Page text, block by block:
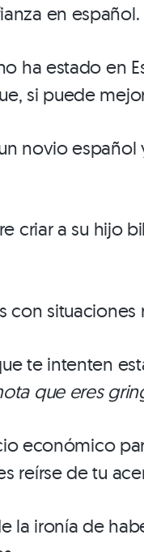
en español.
ha estado en
si puede
novio
criar a su hijo
con
te intenten
que eres
económico
reírse de tu
la ironía de